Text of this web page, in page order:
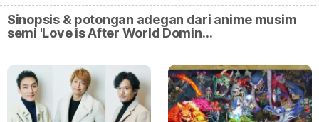
Sinopsis & potongan adegan dari anime musim
semi 'Love is After World Domin…